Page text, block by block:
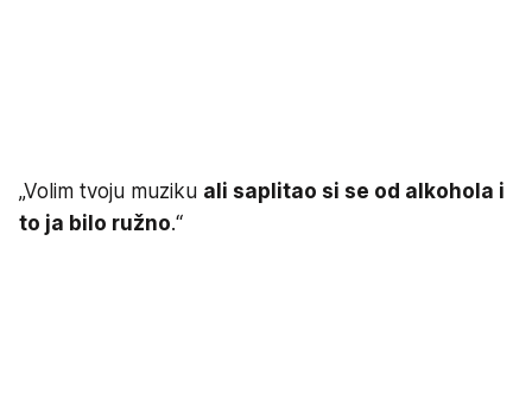
„Volim tvoju muziku ali saplitao si se od alkohola i
to ja bilo ružno.“